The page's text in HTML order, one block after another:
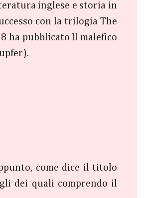
inglese e storia in
con la trilogia The
ha pubblicato Il malefico
come dice il titolo
dei quali comprendo il